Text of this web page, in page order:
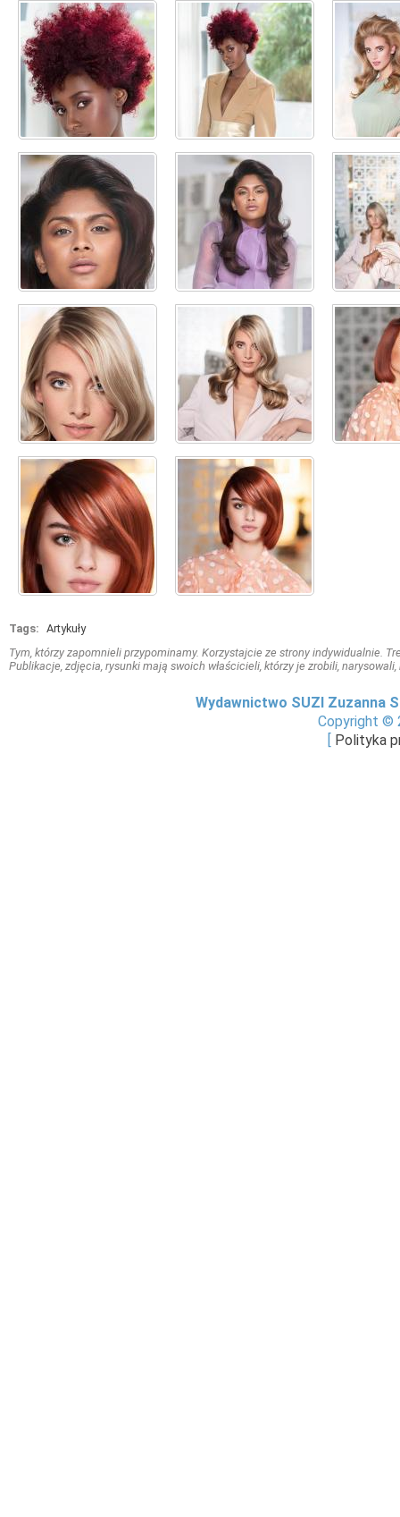
Tags: Artykuły
Tym, którzy zapomnieli przypominamy. Korzystajcie ze strony indywidualnie.
Publikacje, zdjęcia, rysunki mają swoich właścicieli, którzy je zrobili,
Wydawnictwo SUZI Zuzanna
Copyright ©
[ Polityka